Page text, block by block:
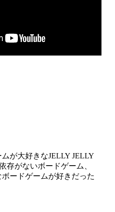
が大好きなJELLY JELLY
存がないボードゲーム、
ードゲームが好きだった